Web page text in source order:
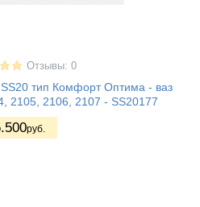
Отзывы: 0
тип Комфорт Оптима - ваз
2105, 2106, 2107 - SS20177
руб.